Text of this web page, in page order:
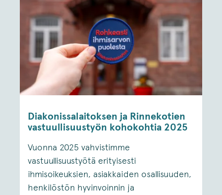
Diakonissalaitoksen ja Rinnekotien
vastuullisuustyön kohokohtia 2025
Vuonna 2025 vahvistimme
vastuullisuustyötä erityisesti
ihmisoikeuksien, asiakkaiden osallisuuden,
henkilöstön hyvinvoinnin ja